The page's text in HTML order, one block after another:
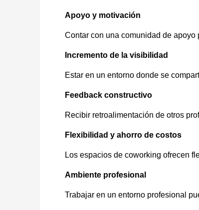
Apoyo y motivación
Contar con una comunidad de
Incremento de la visibilidad
Estar en un entorno donde se
Feedback constructivo
Recibir retroalimentación de otros
Flexibilidad y ahorro de costos
Los espacios de coworking ofrecen
Ambiente profesional
Trabajar en un entorno profesional